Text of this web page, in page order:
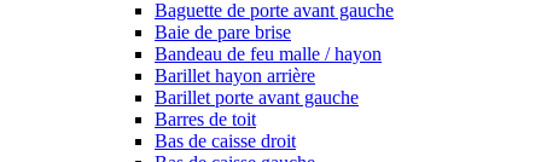
Baguette de porte avant gauche
Baie de pare brise
Bandeau de feu malle / hayon
Barillet hayon arrière
Barillet porte avant gauche
Barres de toit
Bas de caisse droit